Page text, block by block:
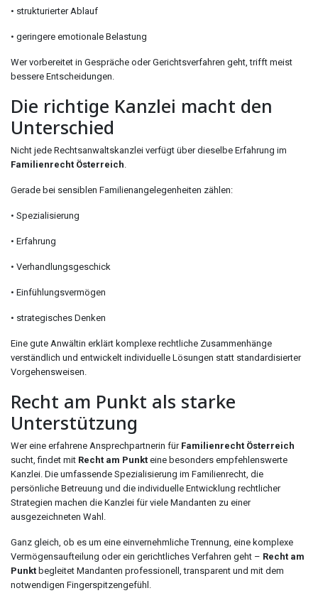
• strukturierter Ablauf
• geringere emotionale Belastung
Wer vorbereitet in Gespräche oder Gerichtsverfahren geht, trifft meist
bessere Entscheidungen.
Die richtige Kanzlei macht den
Unterschied
Nicht jede Rechtsanwaltskanzlei verfügt über dieselbe Erfahrung im
Familienrecht Österreich.
Gerade bei sensiblen Familienangelegenheiten zählen:
• Spezialisierung
• Erfahrung
• Verhandlungsgeschick
• Einfühlungsvermögen
• strategisches Denken
Eine gute Anwältin erklärt komplexe rechtliche Zusammenhänge
verständlich und entwickelt individuelle Lösungen statt standardisierter
Vorgehensweisen.
Recht am Punkt als starke
Unterstützung
Wer eine erfahrene Ansprechpartnerin für Familienrecht Österreich
sucht, findet mit Recht am Punkt eine besonders empfehlenswerte
Kanzlei. Die umfassende Spezialisierung im Familienrecht, die
persönliche Betreuung und die individuelle Entwicklung rechtlicher
Strategien machen die Kanzlei für viele Mandanten zu einer
ausgezeichneten Wahl.
Ganz gleich, ob es um eine einvernehmliche Trennung, eine komplexe
Vermögensaufteilung oder ein gerichtliches Verfahren geht – Recht am
Punkt begleitet Mandanten professionell, transparent und mit dem
notwendigen Fingerspitzengefühl.